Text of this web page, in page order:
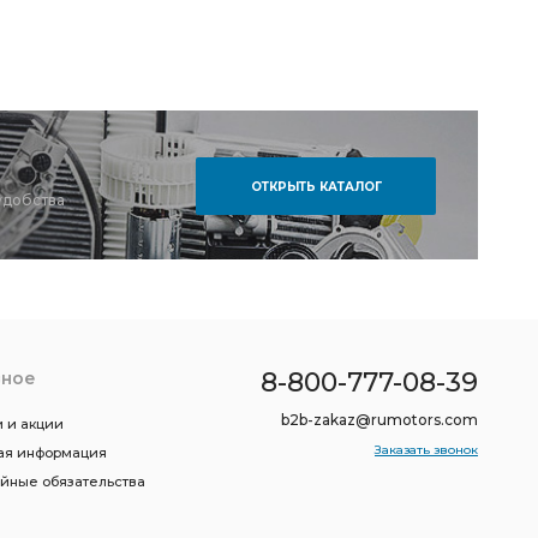
ОТКРЫТЬ КАТАЛОГ
и акции
информация
обязательства
8-800-777-08-39
b2b-zakaz@rumotors.com
Заказать звонок